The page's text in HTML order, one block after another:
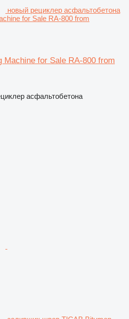
новый рециклер асфальтобетона
for Sale RA-800 from
Machine for Sale RA-800 from
асфальтобетона